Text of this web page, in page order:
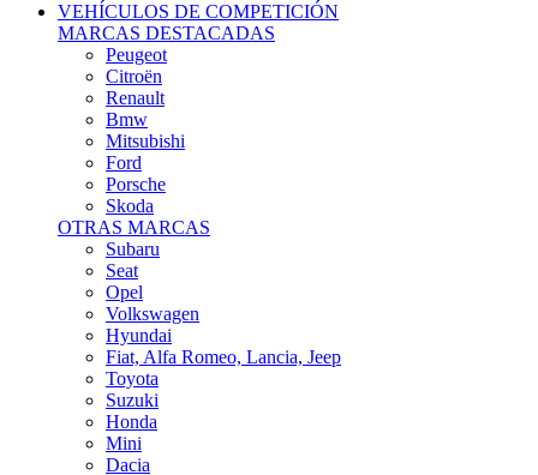
VEHÍCULOS DE COMPETICIÓN
MARCAS DESTACADAS
Peugeot
Citroën
Renault
Bmw
Mitsubishi
Ford
Porsche
Skoda
OTRAS MARCAS
Subaru
Seat
Opel
Volkswagen
Hyundai
Fiat, Alfa Romeo, Lancia, Jeep
Toyota
Suzuki
Honda
Mini
Dacia